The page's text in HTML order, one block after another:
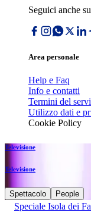
Seguici anche su
Area personale
Help e Faq
Info e contatti
Termini del
Utilizzo dati e
Cookie Policy
Televisione
Televisione
Spettacolo People
Speciale Isola dei